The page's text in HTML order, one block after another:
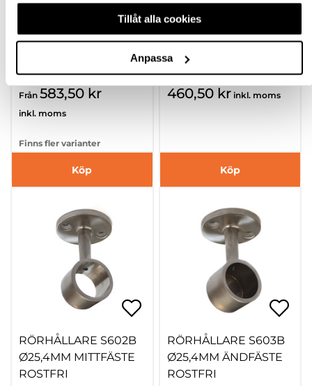
Tillåt alla cookies
Anpassa
MÄSSING
Från 583,50 kr
inkl. moms
Finns fler varianter
Köp
RÖRHÅLLARE S505B
Ø25,4MM VÄGG
460,50 kr inkl. moms
Köp
RÖRHÅLLARE S602B
Ø25,4MM MITTFÄSTE
ROSTFRI
RÖRHÅLLARE S603B
Ø25,4MM ÄNDFÄSTE
ROSTFRI